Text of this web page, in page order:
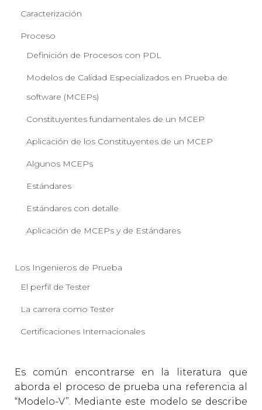
Caracterización
Proceso
Definición de Procesos con PDL
Modelos de Calidad Especializados en Prueba de
software (MCEPs)
Constituyentes fundamentales de un MCEP
Aplicación de los Constituyentes de un MCEP
Algunos MCEPs
Estándares
Estándares con detalle
Aplicación de MCEPs y de Estándares
Los Ingenieros de Prueba
El perfil de Tester
La carrera como Tester
Certificaciones Internacionales
Es común encontrarse en la literatura que
aborda el proceso de prueba una referencia al
“Modelo-V”. Mediante este modelo se describe